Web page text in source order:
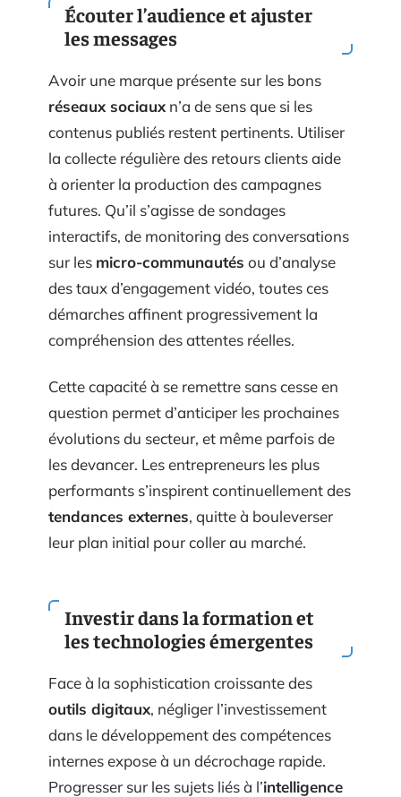
Écouter l’audience et ajuster
les messages
Avoir une marque présente sur les bons
réseaux sociaux n’a de sens que si les
contenus publiés restent pertinents. Utiliser
la collecte régulière des retours clients aide
à orienter la production des campagnes
futures. Qu’il s’agisse de sondages
interactifs, de monitoring des conversations
sur les micro-communautés ou d’analyse
des taux d’engagement vidéo, toutes ces
démarches affinent progressivement la
compréhension des attentes réelles.
Cette capacité à se remettre sans cesse en
question permet d’anticiper les prochaines
évolutions du secteur, et même parfois de
les devancer. Les entrepreneurs les plus
performants s’inspirent continuellement des
tendances externes, quitte à bouleverser
leur plan initial pour coller au marché.
Investir dans la formation et
les technologies émergentes
Face à la sophistication croissante des
outils digitaux, négliger l’investissement
dans le développement des compétences
internes expose à un décrochage rapide.
Progresser sur les sujets liés à l’intelligence